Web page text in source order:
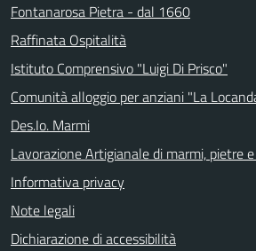
Fontanarosa Pietra - dal 1660
Raffinata Ospitalità
Istituto Comprensivo "Luigi Di Prisco"
Comunità alloggio per anziani "La
Des.Io. Marmi
Lavorazione Artigianale di marmi, pietre
Informativa privacy
Note legali
Dichiarazione di accessibilità